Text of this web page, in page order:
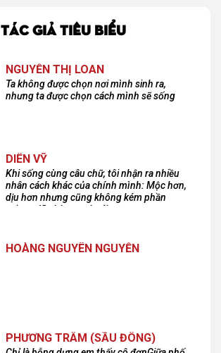
TÁC GIẢ TIÊU BIỂU
NGUYỄN THỊ LOAN
Ta không được chọn nơi mình sinh ra,
nhưng ta được chọn cách mình sẽ sống
DIÊN VỸ
Khi sống cùng câu chữ, tôi nhận ra nhiều
nhân cách khác của chính mình: Mộc hơn,
dịu hơn nhưng cũng không kém phần
cuồng dã và hoang hoải...
HOÀNG NGUYÊN NGUYỄN
PHƯƠNG TRÂM (SẦU ĐÔNG)